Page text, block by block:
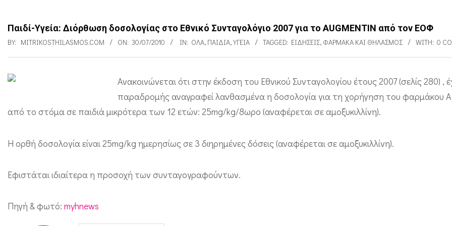
Παιδί-Υγεία: Διόρθωση δοσολογίας στο Εθνικό Συνταγολόγιο 2007 για το AUGMENTIN από τον ΕΟΦ
BY: MITRIKOSTHILASMOS.COM ON: 30/07/2010 IN: ΌΛΑ, ΠΑΙΔΙΑ,ΥΓΕΊΑ TAGGED: ΕΙΔΉΣΕΙΣ, ΦΆΡΜΑΚΑ ΚΑΙ ΘΗΛΑΣΜΌΣ WITH: 0
α
δ
-
γ
Ανακοινώνεται ότι στην έκδοση του Εθνικού Συνταγολογίου έτους 2007 (σελίς 280) ,
παραδρομής αναγραφεί λανθασμένα η δοσολογία για τη χορήγηση του φαρμάκου
από το στόμα σε παιδιά μικρότερα των 12 ετών: 25mg/kg/8ωρο (αναφέρεται σε αμοξυκιλλίνη).
Η ορθή δοσολογία είναι 25mg/kg ημερησίως σε 3 διηρημένες δόσεις (αναφέρεται σε αμοξυκιλλίνη).
Εφιστάται ιδιαίτερα η προσοχή των συνταγογραφούντων.
Πηγή & φωτό: myhnews